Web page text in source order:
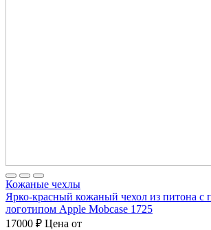
Кожаные чехлы
Ярко-красный кожаный чехол из питона с
логотипом Apple Mobcase 1725
17000 ₽ Цена от